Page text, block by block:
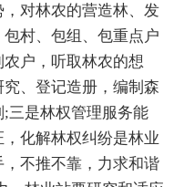
对林农的营造林、发
村、包组、包重点户
户，听取林农的想
、登记造册，编制森
三是林权管理服务能
化解林权纠纷是林业
不推不靠，力求和谐